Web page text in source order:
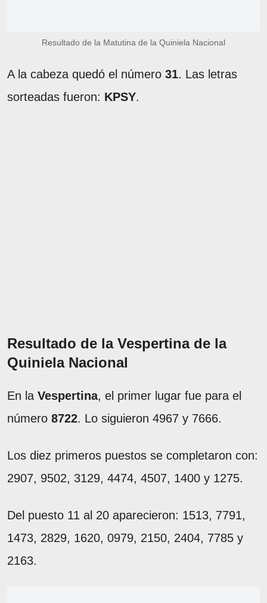
Resultado de la Matutina de la Quiniela Nacional
A la cabeza quedó el número 31. Las letras
sorteadas fueron: KPSY.
Resultado de la Vespertina de la
Quiniela Nacional
En la Vespertina, el primer lugar fue para el
número 8722. Lo siguieron 4967 y 7666.
Los diez primeros puestos se completaron con:
2907, 9502, 3129, 4474, 4507, 1400 y 1275.
Del puesto 11 al 20 aparecieron: 1513, 7791,
1473, 2829, 1620, 0979, 2150, 2404, 7785 y
2163.